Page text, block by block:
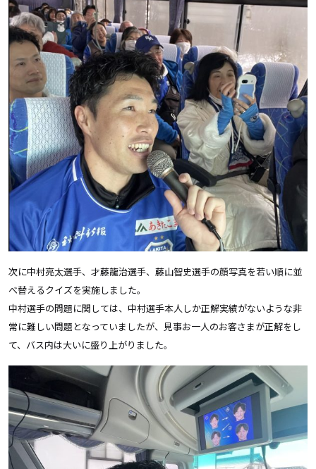
次に中村亮太選手、才藤龍治選手、藤山智史選手の顔写真を若い順に並
べ替えるクイズを実施しました。
中村選手の問題に関しては、中村選手本人しか正解実績がないような非
常に難しい問題となっていましたが、見事お一人のお客さまが正解をし
て、バス内は大いに盛り上がりました。